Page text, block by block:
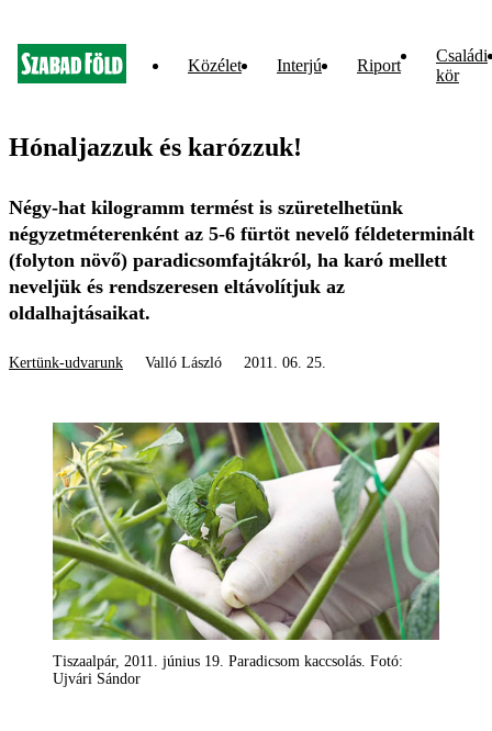
Közélet Interjú Riport
Családi
kör
Hónaljazzuk és karózzuk!
Négy-hat kilogramm termést is szüretelhetünk
négyzetméterenként az 5-6 fürtöt nevelő féldeterminált
(folyton növő) paradicsomfajtákról, ha karó mellett
neveljük és rendszeresen eltávolítjuk az
oldalhajtásaikat.
Kertünk-udvarunk Valló László 2011. 06. 25.
Tiszaalpár, 2011. június 19. Paradicsom kaccsolás. Fotó:
Ujvári Sándor